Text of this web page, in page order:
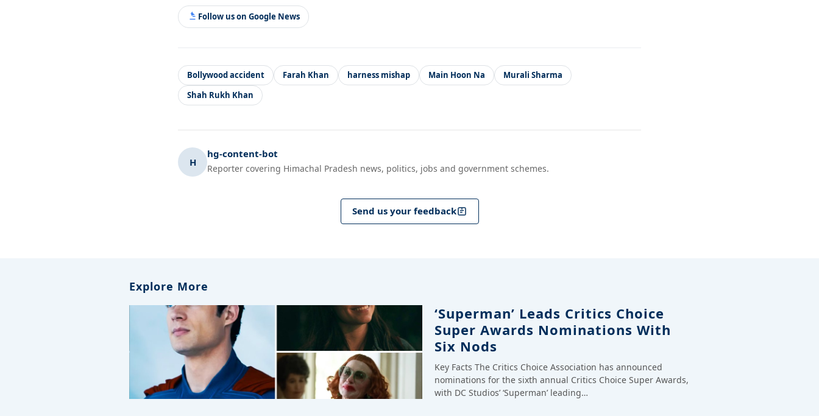
Follow us on Google News
Bollywood accident Farah Khan harness mishap Main Hoon Na
Murali Sharma
Shah Rukh Khan
H
hg-content-bot
Reporter covering Himachal Pradesh news, politics, jobs and government schemes.
Send us your feedback
Explore More
‘Superman’ Leads Critics Choice
Super Awards Nominations With
Six Nods
Key Facts The Critics Choice Association has announced
nominations for the sixth annual Critics Choice Super Awards,
with DC Studios’ ‘Superman’ leading…